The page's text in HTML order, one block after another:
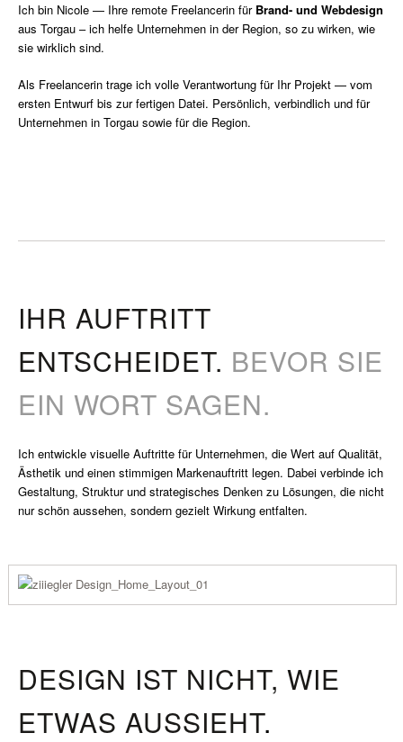
Ich bin Nicole — Ihre remote Freelancerin fürBrand- und Webdesign
aus Torgau – ich helfe Unternehmen in der Region, so zu wirken, wie
sie wirklich sind.
Als Freelancerin trage ich volle Verantwortung für Ihr Projekt — vom
ersten Entwurf bis zur fertigen Datei. Persönlich, verbindlich und für
Unternehmen in Torgau sowie für die Region.
IHR AUFTRITT
ENTSCHEIDET. BEVOR SIE
EIN WORT SAGEN.
Ich entwickle visuelle Auftritte für Unternehmen, die Wert auf Qualität,
Ästhetik und einen stimmigen Markenauftritt legen. Dabei verbinde ich
Gestaltung, Struktur und strategisches Denken zu Lösungen, die nicht
nur schön aussehen, sondern gezielt Wirkung entfalten.
DESIGN IST NICHT, WIE
ETWAS AUSSIEHT.